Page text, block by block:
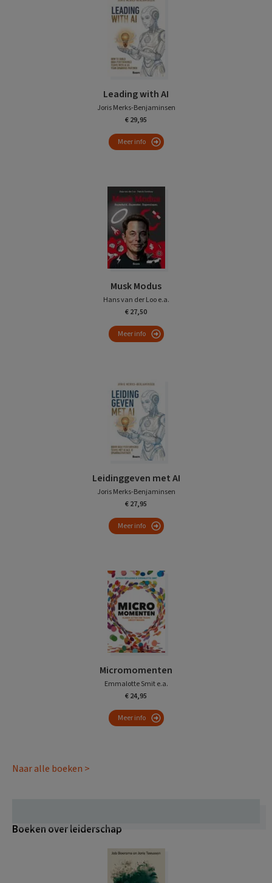
Leading with AI
Joris Merks-Benjaminsen
€ 29,95
Meer info
Musk Modus
Hans van der Loo e.a.
€ 27,50
Meer info
Leidinggeven met AI
Joris Merks-Benjaminsen
€ 27,95
Meer info
Micromomenten
Emmalotte Smit e.a.
€ 24,95
Meer info
Naar alle boeken >
Boeken over leiderschap